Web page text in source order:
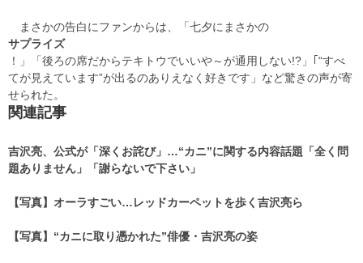
まさかの告白にファンからは、「七夕にまさかの
サプライズ
！」「後ろの席だからテキトウでいいや～が通用しない!?」｢“すべ
てが見えています”が出るのありえなく好きです」など驚きの声が寄
せられた。
関連記事
吉沢亮、公式が「深くお詫び」…“カニ”に関する内容話題「全く問
題ありません」「謝らないで下さい」
【写真】オーラすごい…レッドカーペットを歩く吉沢亮ら
【写真】“カニに取り憑かれた”俳優・吉沢亮の姿